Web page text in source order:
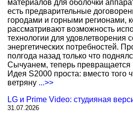
материалов для оболочки
есть предварительные
городами и горными регионами,
рассматривают возможность
технологии для удовлетворения
энергетических потребностей.
полгода назад только что
Сычуанем, теперь превращается
Идея S2000 проста: вместо того
ветряну ...>>
LG и Prime Video: студияная
31.07.2026